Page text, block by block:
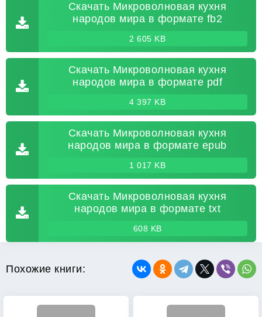
Скачать Микроволновая кухня
народов мира в формате fb2
2 605 KB
Скачать Микроволновая кухня
народов мира в формате pdf
4 397 KB
Скачать Микроволновая кухня
народов мира в формате epub
1 017 KB
Скачать Микроволновая кухня
народов мира в формате txt
608 KB
Похожие книги: